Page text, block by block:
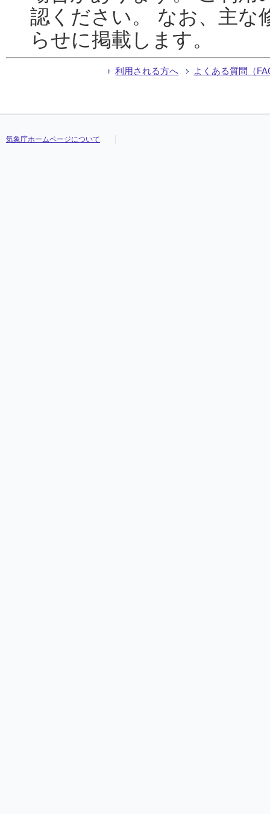
認ください。 なお、主な
らせに掲載します。
利用される方へ よくある質問（
気象庁ホームページについて